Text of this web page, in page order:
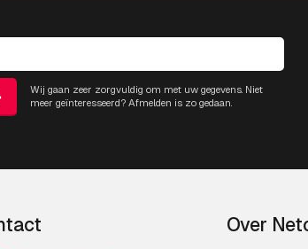
Wij gaan zeer zorgvuldig om met uw gegevens. Niet
meer geïnteresseerd? Afmelden is zo gedaan.
Over